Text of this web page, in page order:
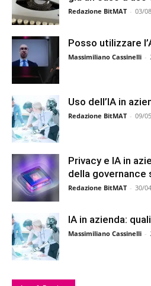
Redazione BitMAT - 03/
Posso utilizzare
Massimiliano Cassinelli -
Uso dell’IA in
Redazione BitMAT - 09/
Privacy e IA in
della governance
Redazione BitMAT - 30/
IA in azienda:
Massimiliano Cassinelli -